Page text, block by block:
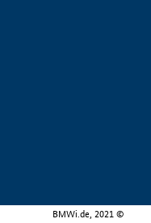
BMWi.de, 2021 ©